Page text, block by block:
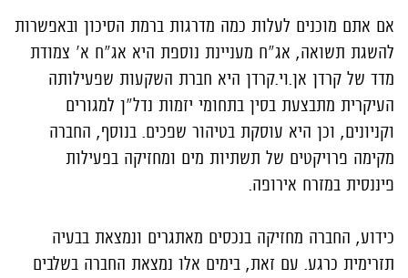
אם אתם מוכנים לעלות כמה מדרגות ברמת הסיכון ובאפשרות
להשגת תשואה, אג"ח מעניינת נוספת היא אג"ח א' צמודת
מדד של קרדן אן.וי.קרדן היא חברת השקעות שפעילותה
העיקרית מתבצעת בסין בתחומי יזמות נדל"ן למגורים
וקניונים, וכן היא עוסקת בטיהור שפכים. בנוסף, החברה
מקימה פרויקטים של תשתיות מים ומחזיקה בפעילות
פיננסית במזרח אירופה.
כידוע, החברה מחזיקה בנכסים מאתגרים ונמצאת בבעיה
תזרימית כרגע. עם זאת, בימים אלו נמצאת החברה בשלבים